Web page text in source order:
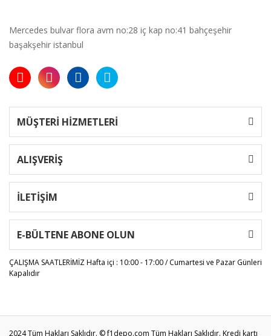
Mercedes bulvar flora avm no:28 iç kap no:41 bahçeşehir
başakşehir istanbul
MÜŞTERİ HİZMETLERİ
ALIŞVERİŞ
İLETİŞİM
E-BÜLTENE ABONE OLUN
ÇALIŞMA SAATLERİMİZHafta içi : 10:00 - 17:00 / Cumartesi ve Pazar Günleri
Kapalıdır
2024 Tüm Hakları Saklıdır. © f1depo.com Tüm Hakları Saklıdır. Kredi kartı